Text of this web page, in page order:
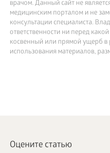
врачом. Данный сайт не
медицинским порталом и не
консультации специалиста.
ответственности ни перед
косвенный или прямой ущерб в
использования материалов,
Оцените статью